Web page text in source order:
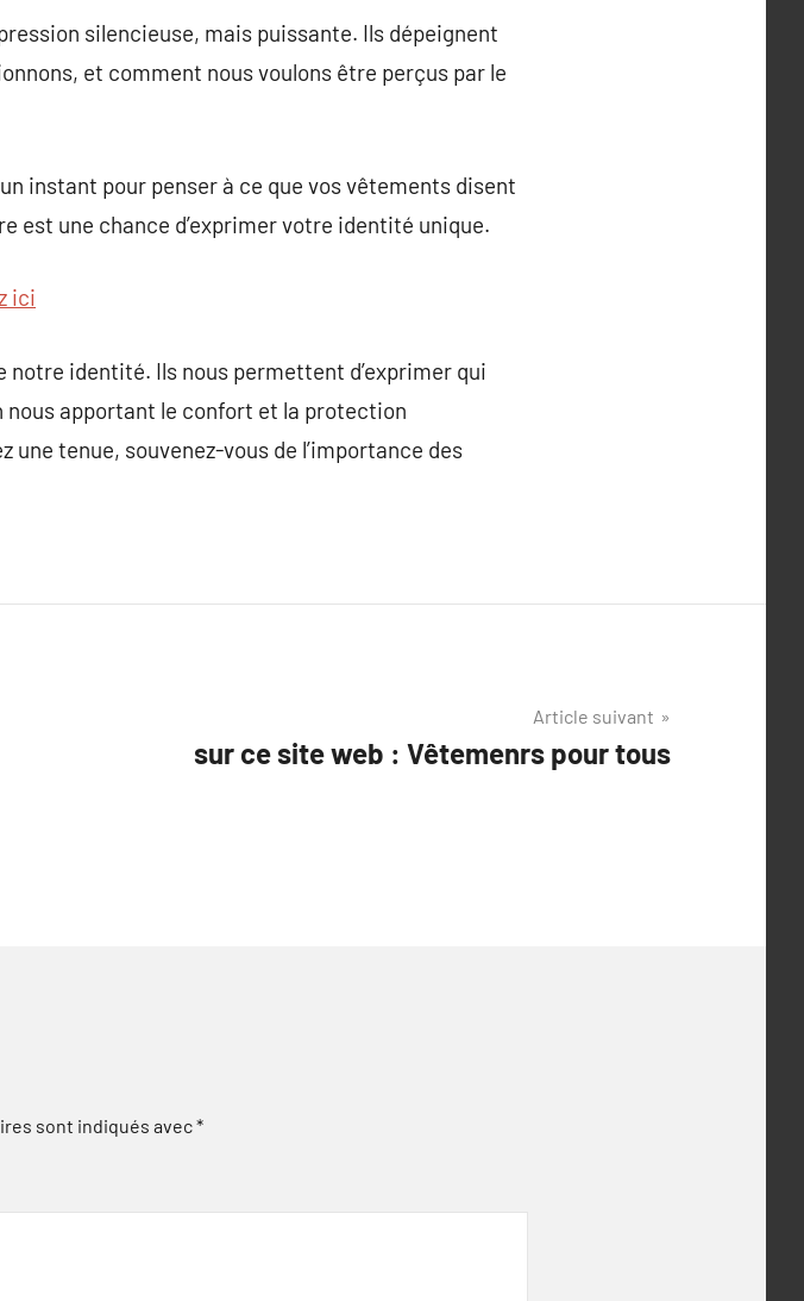
silencieuse, mais puissante. Ils dépeignent
et comment nous voulons être perçus par le
instant pour penser à ce que vos vêtements disent
est une chance d’exprimer votre identité unique.
ici
identité. Ils nous permettent d’exprimer qui
apportant le confort et la protection
tenue, souvenez-vous de l’importance des
Article suivant
sur ce site web : Vêtemenrs pour tous
sont indiqués avec*